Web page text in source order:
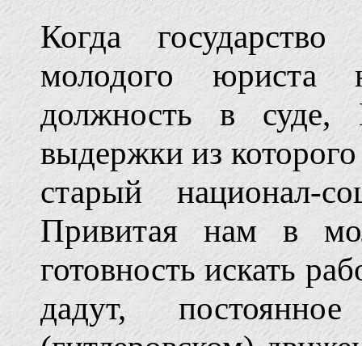
Когда государство
молодого юриста
должность в суде,
выдержки из
старый национал-
Привитая нам в
готовность искать
дадут,